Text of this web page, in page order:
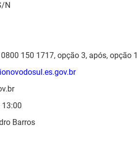
N
150 1717, opção 3, após, opção 1
Barros